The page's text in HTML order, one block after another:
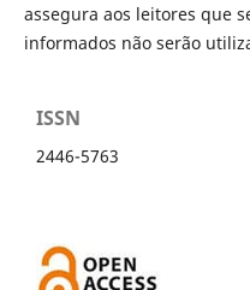
assegura aos leitores que
informados não serão
ISSN
2446-5763